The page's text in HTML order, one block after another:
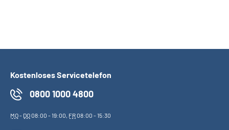
Kostenloses Servicetelefon
0800 1000 4800
MO- DO08:00 - 19:00, FR08:00 - 15:30